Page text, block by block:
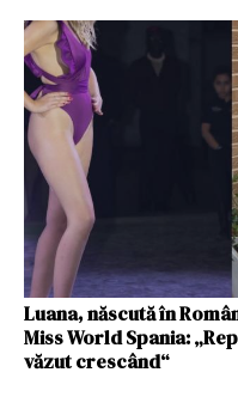
Luana, născută în
Miss World Spania:
văzut crescând“